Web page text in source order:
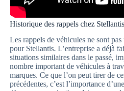
Historique des rappels chez Stellantis
Les rappels de véhicules ne sont
pour Stellantis. L’entreprise a déjà
situations similaires dans le passé,
nombre important de véhicules à
marques. Ce que l’on peut tirer de
précédentes, c’est l’importance